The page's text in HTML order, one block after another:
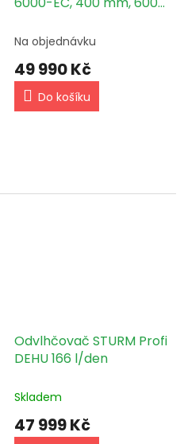
Na objednávku
49 990 Kč
Do košíku
Odvlhčovač STURM Profi
DEHU 166 l/den
Skladem
47 999 Kč